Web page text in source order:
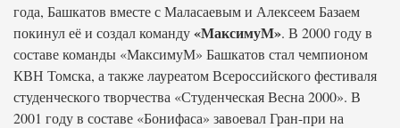
года, Башкатов вместе с Маласаевым и Алексеем Базаем
покинул её и создал команду«МаксимуМ». В 2000 году в
составе команды «МаксимуМ» Башкатов стал чемпионом
КВН Томска, а также лауреатом Всероссийского фестиваля
студенческого творчества «Студенческая Весна 2000». В
2001 году в составе «Бонифаса» завоевал Гран-при на